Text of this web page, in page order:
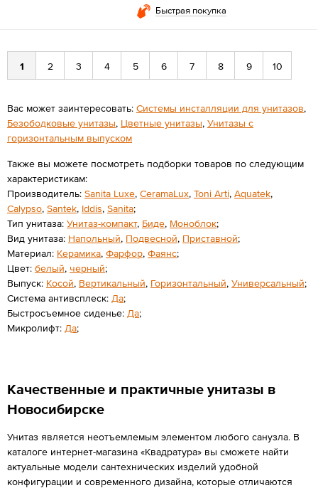
Быстрая покупка
1 2 3 4 5 6 7 8 9 10
Вас может заинтересовать: Системы инсталляции для унитазов,
Безободковые унитазы, Цветные унитазы, Унитазы с
горизонтальным выпуском
Также вы можете посмотреть подборки товаров по следующим
характеристикам:
Производитель: Sanita Luxe, CeramaLux, Toni Arti, Aquatek,
Calypso, Santek, Iddis, Sanita;
Тип унитаза: Унитаз-компакт, Биде, Моноблок;
Вид унитаза: Напольный, Подвесной, Приставной;
Материал: Керамика, Фарфор, Фаянс;
Цвет: белый, черный;
Выпуск: Косой, Вертикальный, Горизонтальный, Универсальный;
Система антивсплеск: Да;
Быстросъемное сиденье: Да;
Микролифт: Да;
Качественные и практичные унитазы в
Новосибирске
Унитаз является неотъемлемым элементом любого санузла. В
каталоге интернет-магазина «Квадратура» вы сможете найти
актуальные модели сантехнических изделий удобной
конфигурации и современного дизайна, которые отличаются